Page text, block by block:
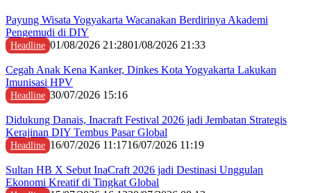
Payung Wisata Yogyakarta Wacanakan Berdirinya Akademi
Pengemudi di DIY
Headline 01/08/2026 21:2801/08/2026 21:33
Cegah Anak Kena Kanker, Dinkes Kota Yogyakarta Lakukan
Imunisasi HPV
Headline 30/07/2026 15:16
Didukung Danais, Inacraft Festival 2026 jadi Jembatan Strategis
Kerajinan DIY Tembus Pasar Global
Headline 16/07/2026 11:1716/07/2026 11:19
Sultan HB X Sebut InaCraft 2026 jadi Destinasi Unggulan
Ekonomi Kreatif di Tingkat Global